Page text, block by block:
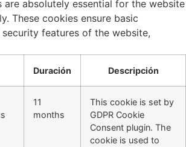
are absolutely essential for the website
These cookies ensure basic
features of the website,
Duración Descripción
11
months
This cookie is set by
GDPR Cookie
Consent plugin. The
cookie is used to